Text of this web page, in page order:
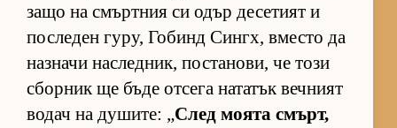
защо на смър­т­ния си одър де­се­тият и
пос­ле­ден гу­ру, Го­бинд Син­гх, вместо да
наз­начи нас­лед­ник, пос­та­но­ви, че този
сбор­ник ще бъде от­сега на­та­тък веч­ният
во­дач на ду­ши­те: „След мо­ята смърт,